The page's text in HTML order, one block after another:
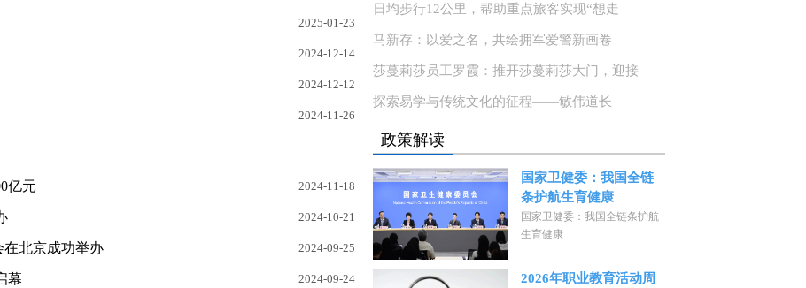
2025-01-23
2024-12-14
2024-12-12
2024-11-26
亿元 2024-11-18
2024-10-21
在北京成功举办 2024-09-25
幕 2024-09-24
日均步行12公里，帮助重点旅客实现“想走
马新存：以爱之名，共绘拥军爱警新画卷
莎蔓莉莎员工罗霞：推开莎蔓莉莎大门，迎接
探索易学与传统文化的征程——敏伟道长
政策解读
国家卫健委：我国全链
条护航生育健康
国家卫健委：我国全链条护航
生育健康
2026年职业教育活动周